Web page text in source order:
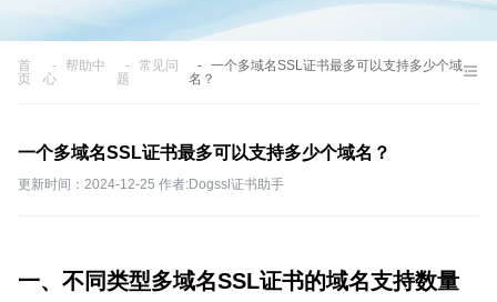
首
页
帮助中
心
常见问
题
一个多域名SSL证书最多可以支持多少个域
名？
一个多域名SSL证书最多可以支持多少个域名？
更新时间：2024-12-25 作者:Dogssl证书助手
一、不同类型多域名SSL证书的域名支持数量